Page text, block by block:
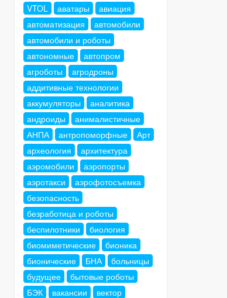
VTOL
аватары
авиация
автоматизация
автомобили
автомобили и роботы
автономные
автопром
агроботы
агродроны
аддитивные технологии
аккумуляторы
аналитика
андроиды
анималистичные
АНПА
антропоморфные
Арт
археология
архитектура
аэромобили
аэропорты
аэротакси
аэрофотосъемка
безопасность
безработица и роботы
беспилотники
биология
биомиметические
бионика
бионические
БНА
больницы
будущее
бытовые роботы
БЭК
вакансии
вектор